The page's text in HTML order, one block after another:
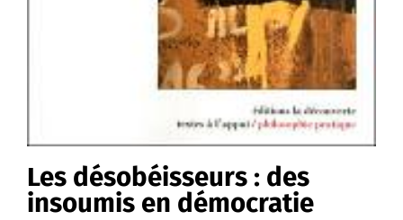
Les désobéisseurs : des
insoumis en démocratie